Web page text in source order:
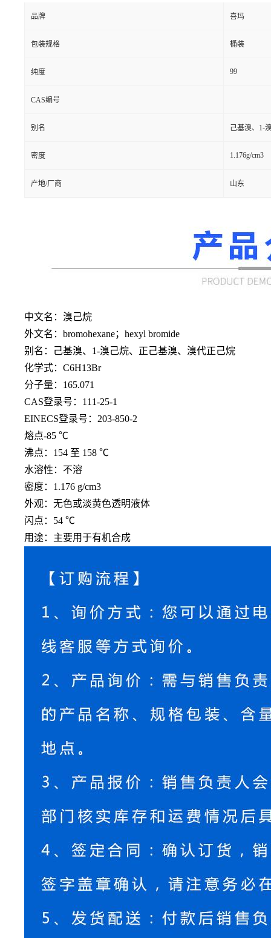
品牌 喜玛
包装规格 桶装
纯度 99
CAS编号
别名 己基溴、1-
密度 1.176g/cm3
产地/厂商 山东
中文名：溴己烷
外文名： bromohexane；hexyl bromide
别名：己基溴、 1-溴己烷、正己基溴、溴代正己烷
化学式： C6H13Br
分子量： 165.071
CAS登录号：111-25-1
EINECS登录号：203-850-2
熔点-85 ℃
沸点： 154 至 158 ℃
水溶性：不溶
密度： 1.176 g/cm3
外观：无色或淡黄色透明液体
闪点： 54 ℃
用途：主要用于有机合成